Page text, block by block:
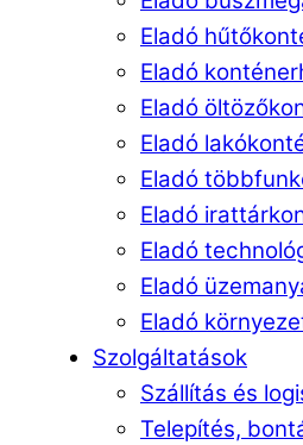
Eladó
Eladó
Eladó
Eladó
Eladó
Eladó
Eladó
Eladó
Eladó
Szolgáltatások
Szállítás és
Telepítés,